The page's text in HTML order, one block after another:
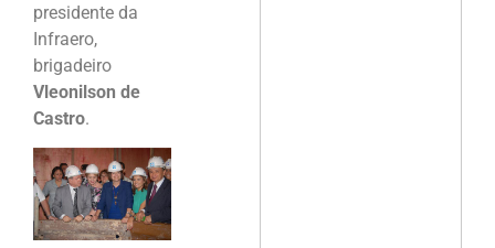
presidente da
Infraero,
brigadeiro
Vleonilson de
Castro.